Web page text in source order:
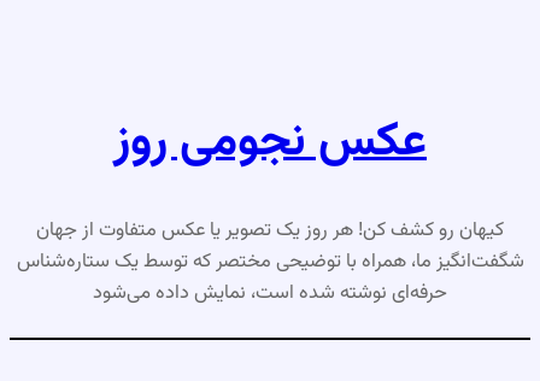
عکس نجومی روز
کیهان رو کشف کن! هر روز یک تصویر یا عکس متفاوت از جهان
شگفت‌انگیز ما، همراه با توضیحی مختصر که توسط یک ستاره‌شناس
حرفه‌ای نوشته شده است، نمایش داده می‌شود